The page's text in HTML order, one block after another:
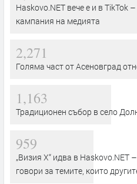
Haskovo.NET вече е и в TikTok
кампания на медията
2,271
Голяма част от Асеновград
1,163
Традиционен събор в село
959
„Визия Х“ идва в Haskovo.NET
говори за темите, които